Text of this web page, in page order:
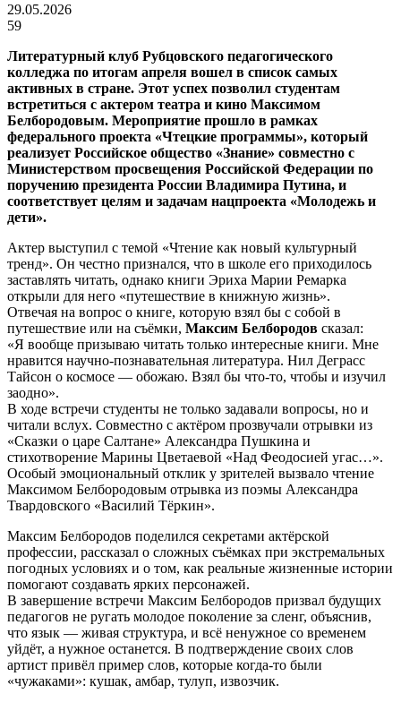
29.05.2026
59
Литературный клуб Рубцовского педагогического
колледжа по итогам апреля вошел в список самых
активных в стране. Этот успех позволил студентам
встретиться с актером театра и кино Максимом
Белбородовым. Мероприятие прошло в рамках
федерального проекта «Чтецкие программы», который
реализует Российское общество «Знание» совместно с
Министерством просвещения Российской Федерации по
поручению президента России Владимира Путина, и
соответствует целям и задачам нацпроекта «Молодежь и
дети».
Актер выступил с темой «Чтение как новый культурный
тренд». Он честно признался, что в школе его приходилось
заставлять читать, однако книги Эриха Марии Ремарка
открыли для него «путешествие в книжную жизнь».
Отвечая на вопрос о книге, которую взял бы с собой в
путешествие или на съёмки, Максим Белбородов сказал:
«Я вообще призываю читать только интересные книги. Мне
нравится научно-познавательная литература. Нил Деграсс
Тайсон о космосе — обожаю. Взял бы что-то, чтобы и изучил
заодно».
В ходе встречи студенты не только задавали вопросы, но и
читали вслух. Совместно с актёром прозвучали отрывки из
«Сказки о царе Салтане» Александра Пушкина и
стихотворение Марины Цветаевой «Над Феодосией угас…».
Особый эмоциональный отклик у зрителей вызвало чтение
Максимом Белбородовым отрывка из поэмы Александра
Твардовского «Василий Тёркин».
Максим Белбородов поделился секретами актёрской
профессии, рассказал о сложных съёмках при экстремальных
погодных условиях и о том, как реальные жизненные истории
помогают создавать ярких персонажей.
В завершение встречи Максим Белбородов призвал будущих
педагогов не ругать молодое поколение за сленг, объяснив,
что язык — живая структура, и всё ненужное со временем
уйдёт, а нужное останется. В подтверждение своих слов
артист привёл пример слов, которые когда-то были
«чужаками»: кушак, амбар, тулуп, извозчик.